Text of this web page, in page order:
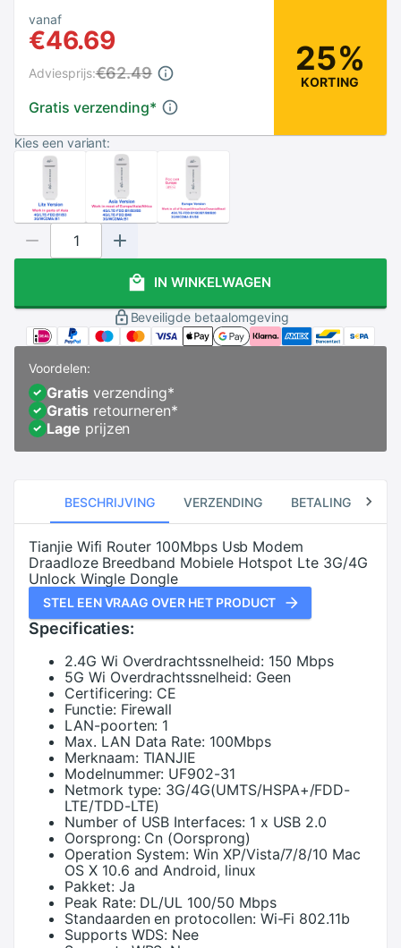
vanaf
€46.69
Gratis verzending*
Adviesprijs:€62.49 25%
KORTING
Kies een variant:
IN WINKELWAGEN
Beveiligde betaalomgeving
Voordelen:
Gratisverzending*
Gratisretourneren*
Lage prijzen
BESCHRIJVING VERZENDING BETALING
Tianjie Wifi Router 100Mbps Usb Modem
Draadloze Breedband Mobiele Hotspot Lte 3G/4G
Unlock Wingle Dongle
STEL EEN VRAAG OVER HET PRODUCT
Specificaties:
2.4G Wi Overdrachtssnelheid: 150 Mbps
5G Wi Overdrachtssnelheid: Geen
Certificering: CE
Functie: Firewall
LAN-poorten: 1
Max. LAN Data Rate: 100Mbps
Merknaam: TIANJIE
Modelnummer: UF902-31
Netmork type: 3G/4G(UMTS/HSPA+/FDD-
LTE/TDD-LTE)
Number of USB Interfaces: 1 x USB 2.0
Oorsprong: Cn (Oorsprong)
Operation System: Win XP/Vista/7/8/10 Mac
OS X 10.6 and Android, linux
Pakket: Ja
Peak Rate: DL/UL 100/50 Mbps
Standaarden en protocollen: Wi-Fi 802.11b
Supports WDS: Nee